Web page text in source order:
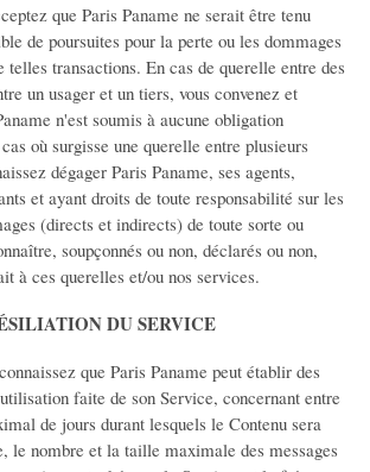
que Paris Paname ne serait être tenu
de poursuites pour la perte ou les dommages
telles transactions. En cas de querelle entre des
un usager et un tiers, vous convenez et
n'est soumis à aucune obligation
où surgisse une querelle entre plusieurs
dégager Paris Paname, ses agents,
et ayant droits de toute responsabilité sur les
(directs et indirects) de toute sorte ou
soupçonnés ou non, déclarés ou non,
à ces querelles et/ou nos services.
DU SERVICE
que Paris Paname peut établir des
faite de son Service, concernant entre
de jours durant lesquels le Contenu sera
le nombre et la taille maximale des messages